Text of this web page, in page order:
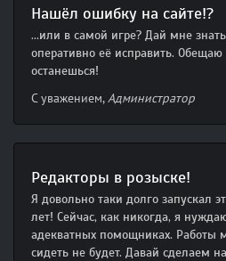
Нашёл ошибку на сайте!?
...или в самой игре? Дай мне
оперативно её исправить.
останешься!
С уважением, Администратор
Редакторы в розыске!
Я довольно таки долго запускал
лет! Сейчас, как никогда, я
адекватных помощниках. Работы
сидеть не будет. Давай сделаем